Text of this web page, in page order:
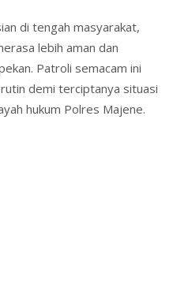
di tengah masyarakat,
lebih aman dan
Patroli semacam ini
demi terciptanya situasi
hukum Polres Majene.